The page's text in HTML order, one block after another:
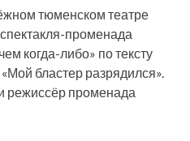
тюменском театре
променада
когда-либо» по тексту
бластер разрядился».
режиссёр променада